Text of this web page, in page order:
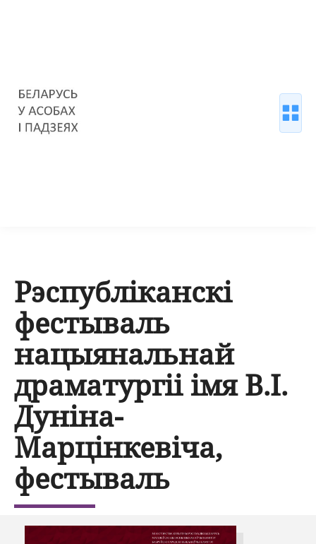
Рэспубліканскі
фестываль
нацыянальнай
драматургіі імя В.І.
Дуніна-
Марцінкевіча,
фестываль